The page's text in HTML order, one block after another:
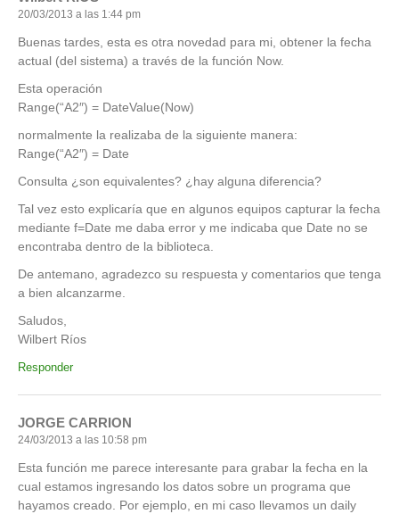
20/03/2013 a las 1:44 pm
Buenas tardes, esta es otra novedad para mi, obtener la fecha
actual (del sistema) a través de la función Now.
Esta operación
Range(“A2″) = DateValue(Now)
normalmente la realizaba de la siguiente manera:
Range(“A2″) = Date
Consulta ¿son equivalentes? ¿hay alguna diferencia?
Tal vez esto explicaría que en algunos equipos capturar la fecha
mediante f=Date me daba error y me indicaba que Date no se
encontraba dentro de la biblioteca.
De antemano, agradezco su respuesta y comentarios que tenga
a bien alcanzarme.
Saludos,
Wilbert Ríos
Responder
JORGE CARRION
24/03/2013 a las 10:58 pm
Esta función me parece interesante para grabar la fecha en la
cual estamos ingresando los datos sobre un programa que
hayamos creado. Por ejemplo, en mi caso llevamos un daily